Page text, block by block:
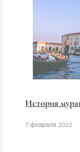
История
7 февраля 2022